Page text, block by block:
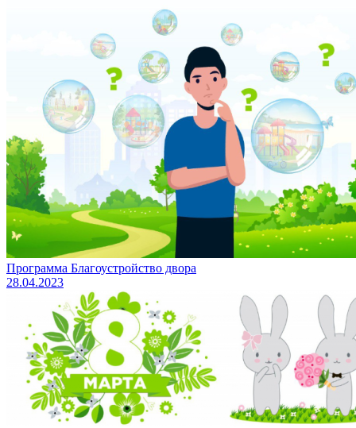
Программа Благоустройство двора
28.04.2023